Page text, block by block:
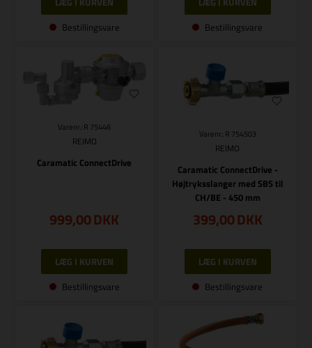
Bestillingsvare Bestillingsvare
Varenr.: R 75446
REIMO
Caramatic ConnectDrive
999,00DKK
Bestillingsvare
Varenr.: R 754503
REIMO
Caramatic ConnectDrive -
Højtryksslanger med SBS til
CH/BE - 450 mm
399,00DKK
Bestillingsvare